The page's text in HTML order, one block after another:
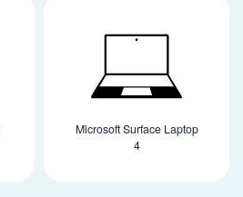
Microsoft Surface Laptop
4